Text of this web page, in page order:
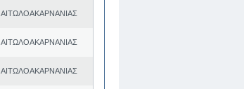
ΑΙΤΩΛΟΑΚΑΡΝΑΝΙΑΣ
ΑΙΤΩΛΟΑΚΑΡΝΑΝΙΑΣ
ΑΙΤΩΛΟΑΚΑΡΝΑΝΙΑΣ